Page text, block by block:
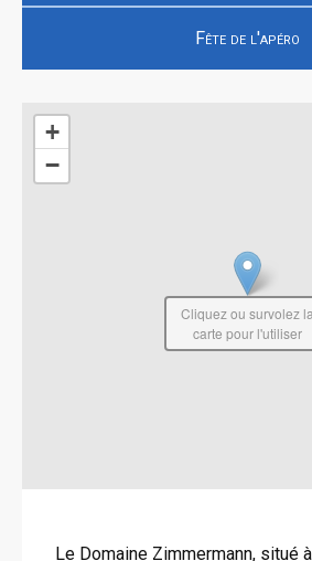
Fête de l'apéro
+
−
Cliquez ou survolez la
carte pour l'utiliser
Le Domaine Zimmermann, situé